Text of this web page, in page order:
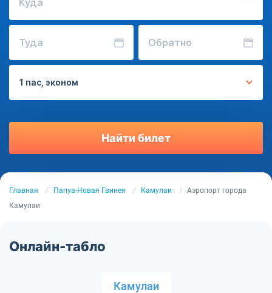
Куда
Туда Обратно
1 пас, эконом
Найти билет
Главная Папуа-Новая Гвинея Камулаи
Аэропорт города
Камулаи
Онлайн-табло
Камулаи